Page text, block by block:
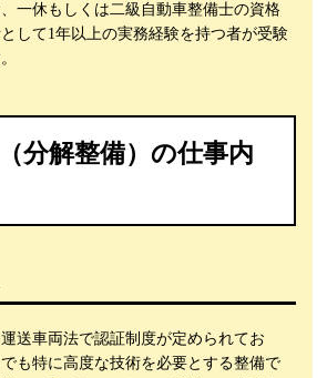
一休もしくは二級自動車整備士の資格
して1年以上の実務経験を持つ者が受験
分解整備）の仕事内
送車両法で認証制度が定められてお
も特に高度な技術を必要とする整備で